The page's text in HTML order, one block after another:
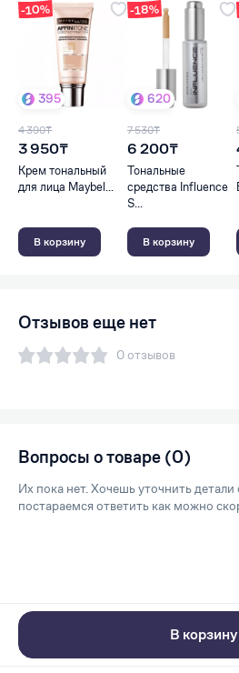
-10%
395
4 390₸
3 950₸
Крем тональный
для лица Maybel...
В корзину
-18%
620
7 530₸
6 200₸
Тональные
средства Influence
S...
В корзину
Отзывов еще нет
0 отзывов
Вопросы о товаре (0)
Их пока нет. Хочешь уточнить
постараемся ответить как можно
В корзину